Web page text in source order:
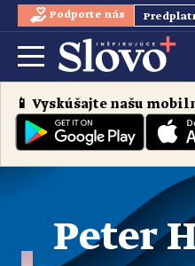
Podporte nás
📱 Vyskúšajte našu
Peter